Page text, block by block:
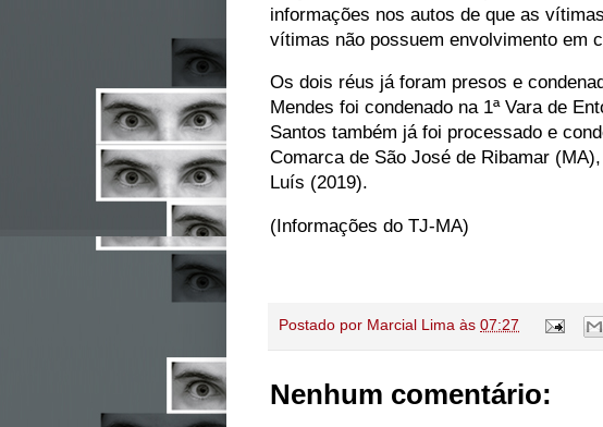
informações nos autos de que as
vítimas não possuem envolvimento em
Os dois réus já foram presos e
Mendes foi condenado na 1ª Vara de
Santos também já foi processado e
Comarca de São José de Ribamar
Luís (2019).
(Informações do TJ-MA)
Postado por Marcial Lima às 07:27
Nenhum comentário: